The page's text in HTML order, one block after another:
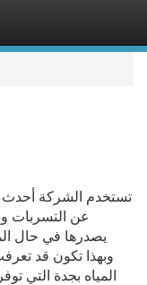
تستخدم الشركة أحدث
عن التسربات
يصدرها في حال
وبهذا تكون قد
المياه بجدة التي